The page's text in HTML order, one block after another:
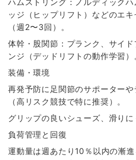
ハムストリング：ノルディックハ
ッジ（ヒップリフト）などのエ
（週2〜3回）。
体幹・股関節：プランク、サイ
ンジ（デッドリフトの動作学習）
装備・環境
再発予防に足関節のサポーター
（高リスク競技で特に推奨）。
グリップの良いシューズ、滑りに
負荷管理と回復
運動量は週あたり10％以内の漸